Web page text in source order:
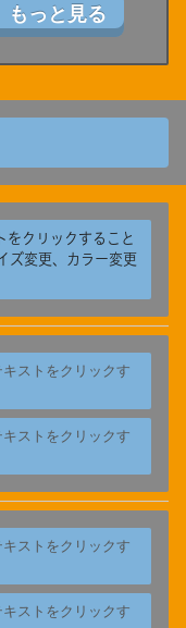
もっと見る
をクリックすること
ズ変更、カラー変更
ストをクリックす
ストをクリックす
ストをクリックす
ストをクリックす